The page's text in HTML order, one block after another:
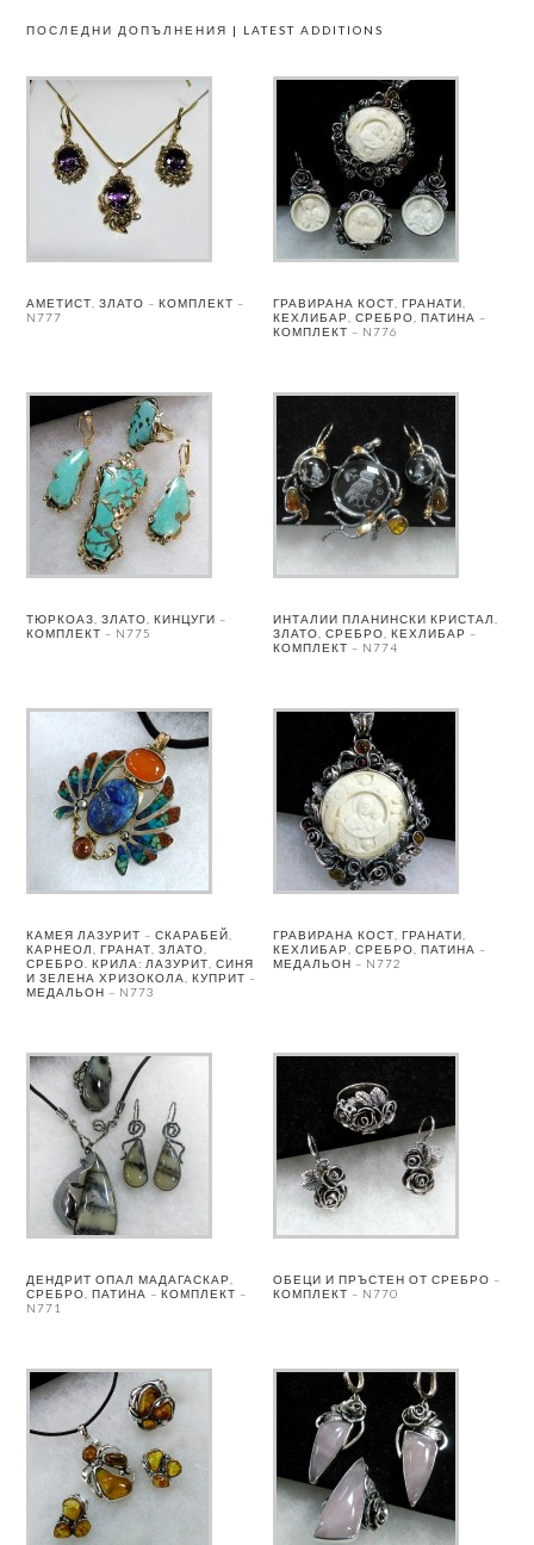
ПОСЛЕДНИ ДОПЪЛНЕНИЯ | LATEST ADDITIONS
АМЕТИСТ, ЗЛАТО – КОМПЛЕКТ –
N777
ГРАВИРАНА КОСТ, ГРАНАТИ,
КЕХЛИБАР, СРЕБРО, ПАТИНА –
КОМПЛЕКТ – N776
ТЮРКОАЗ, ЗЛАТО, КИНЦУГИ –
КОМПЛЕКТ – N775
ИНТАЛИИ ПЛАНИНСКИ КРИСТАЛ,
ЗЛАТО, СРЕБРО, КЕХЛИБАР –
КОМПЛЕКТ – N774
КАМЕЯ ЛАЗУРИТ – СКАРАБЕЙ,
КАРНЕОЛ, ГРАНАТ, ЗЛАТО,
СРЕБРО. КРИЛА: ЛАЗУРИТ, СИНЯ
И ЗЕЛЕНА ХРИЗОКОЛА, КУПРИТ –
МЕДАЛЬОН – N773
ГРАВИРАНА КОСТ, ГРАНАТИ,
КЕХЛИБАР, СРЕБРО, ПАТИНА –
МЕДАЛЬОН – N772
ДЕНДРИТ ОПАЛ МАДАГАСКАР,
СРЕБРО, ПАТИНА – КОМПЛЕКТ –
N771
ОБЕЦИ И ПРЪСТЕН ОТ СРЕБРО –
КОМПЛЕКТ – N770